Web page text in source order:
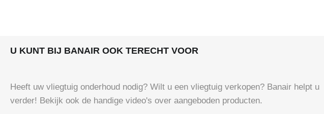
U KUNT BIJ BANAIR OOK TERECHT VOOR
Heeft uw vliegtuig onderhoud nodig? Wilt u een vliegtuig verkopen? Banair helpt u
verder! Bekijk ook de handige video's over aangeboden producten.